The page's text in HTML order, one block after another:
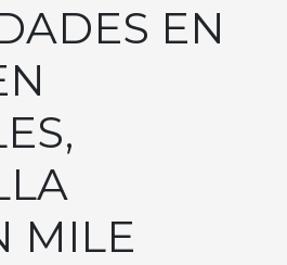
EN
MILE